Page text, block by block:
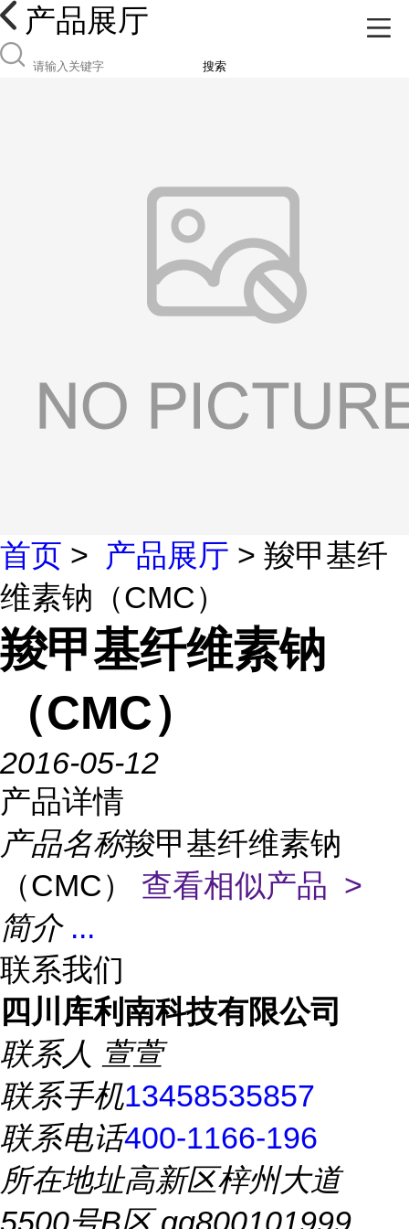
产品展厅
搜索
首页 > 产品展厅 > 羧甲基纤
维素钠（CMC）
羧甲基纤维素钠
（CMC）
2016-05-12
产品详情
产品名称羧甲基纤维素钠
（CMC） 查看相似产品 >
简介 ...
联系我们
四川库利南科技有限公司
联系人 萱萱
联系手机13458535857
联系电话400-1166-196
所在地址高新区梓州大道
5500号B区 qq800101999